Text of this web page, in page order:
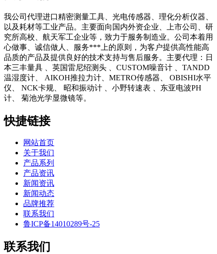
我公司代理进口精密测量工具、光电传感器、理化分析仪器、
以及耗材等工业产品。主要面向国内外资企业、上市公司、研
究所高校、航天军工企业等，致力于服务制造业。公司本着用
心做事、诚信做人、服务***上的原则，为客户提供高性能高
品质的产品及提供良好的技术支持与售后服务。主要代理：日
本三丰量具 、英国雷尼绍测头 、CUSTOM噪音计 、TANDD
温湿度计、 AIKOH推拉力计、METRO传感器、 OBISHI水平
仪、 NCK卡规、 昭和振动计 、小野转速表 、东亚电波PH
计、 菊池光学显微镜等。
快捷链接
网站首页
关于我们
产品系列
产品资讯
新闻资讯
新闻动态
品牌推荐
联系我们
鲁ICP备14010289号-25
联系我们